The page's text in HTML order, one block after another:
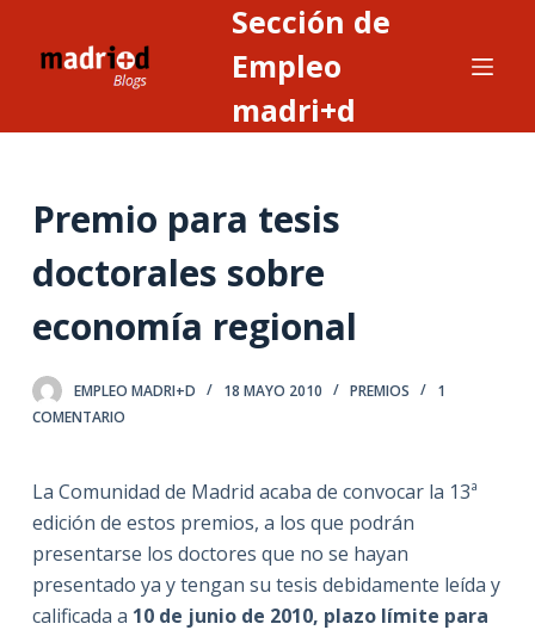
n
e
n
d
o
Sección de
Empleo
madri+d
Premio para tesis
doctorales sobre
economía regional
EMPLEO MADRI+D 18 MAYO 2010 PREMIOS
1
COMENTARIO
La Comunidad de Madrid acaba de convocar la 13ª
edición de estos premios, a los que podrán
presentarse los doctores que no se hayan
presentado ya y tengan su tesis debidamente leída y
calificada a 10 de junio de 2010, plazo límite para